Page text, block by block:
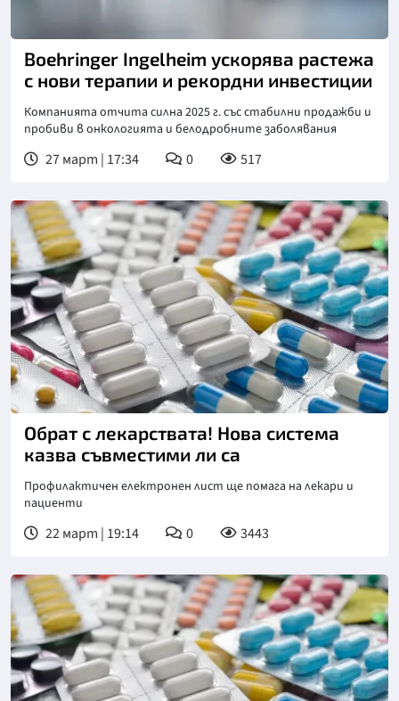
Boehringer Ingelheim ускорява растежа
с нови терапии и рекордни инвестиции
Компанията отчита силна 2025 г. със стабилни продажби и
пробиви в онкологията и белодробните заболявания
27 март | 17:34 0 517
Обрат с лекарствата! Нова система
казва съвместими ли са
Профилактичен електронен лист ще помага на лекари и
пациенти
22 март | 19:14 0 3443